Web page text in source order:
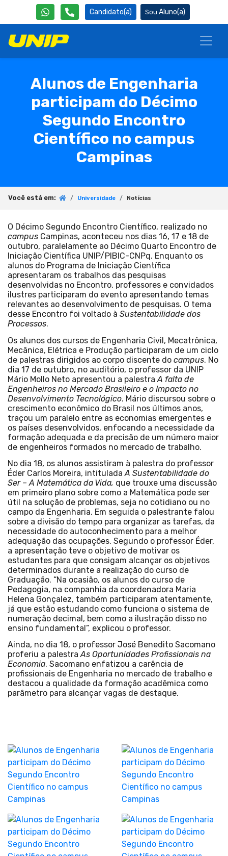
Candidato(a) Aluno(a)
Alunos de Engenharia
participam do Décimo
Segundo Encontro
Científico no campus
Campinas
Você está em: Universidade Notícias
O Décimo Segundo Encontro Científico, realizado no
campus Campinas, aconteceu nos dias 16, 17 e 18 de
outubro, paralelamente ao Décimo Quarto Encontro de
Iniciação Científica UNIP/PIBIC-CNPq. Enquanto os
alunos do Programa de Iniciação Científica
apresentaram os trabalhos das pesquisas
desenvolvidas no Encontro, professores e convidados
ilustres participaram do evento apresentando temas
relevantes ao desenvolvimento de pesquisas. O tema
desse Encontro foi voltado à Sustentabilidade dos
Processos.
Os alunos dos cursos de Engenharia Civil, Mecatrônica,
Mecânica, Elétrica e Produção participaram de um ciclo
de palestras dirigidos ao corpo discente do campus. No
dia 17 de outubro, no auditório, o professor da UNIP
Mário Mollo Neto apresentou a palestra A falta de
Engenheiros no Mercado Brasileiro e o Impacto no
Desenvolvimento Tecnológico. Mário discursou sobre o
crescimento econômico do Brasil nos últimos anos,
traçou um paralelo entre as economias emergentes e
os países desenvolvidos, enfocando a necessidade da
formação adequada e da precisão de um número maior
de engenheiros formados no mercado de trabalho.
No dia 18, os alunos assistiram à palestra do professor
Éder Carlos Moreira, intituladaA Sustentabilidade do
Ser – A Matemática da Vida, que trouxe uma discussão
em primeiro plano sobre como a Matemática pode ser
útil na solução de problemas, seja no cotidiano ou no
campo da Engenharia. Em seguida o palestrante falou
sobre a divisão do tempo para organizar as tarefas, da
necessidade do autoconhecimento para a melhor
adequação das ocupações. Segundo o professor Éder,
a apresentação teve o objetivo de motivar os
estudantes para que consigam alcançar os objetivos
determinados durante a realização do curso de
Graduação. “Na ocasião, os alunos do curso de
Pedagogia, na companhia da coordenadora Maria
Helena Gonçalez, também participaram atentamente,
já que estão estudando como funciona o sistema de
numeração decimal, bem como a ilustração disso no
ensino fundamental”, explicou o professor.
Ainda, no dia 18, o professor José Benedito Sacomano
proferiu a palestraAs Oportunidades Profissionais na
Economia. Sacomano enfatizou a carência de
profissionais de Engenharia no mercado de trabalho e
destacou a qualidade da formação acadêmica como
parâmetro para alcançar vagas de destaque.